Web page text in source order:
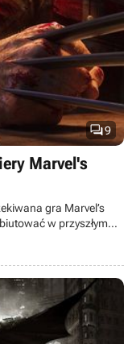
9
Marvel's
gra Marvel’s
w przyszłym